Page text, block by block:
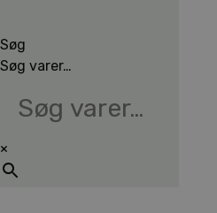
Søg
Søg varer…
×